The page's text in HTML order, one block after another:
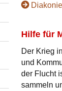
Hilfe für
Der Krieg
und
der Flucht
sammeln